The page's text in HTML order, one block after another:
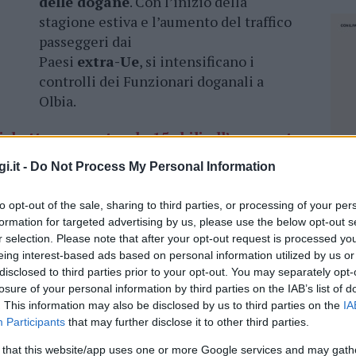
- Do Not Process My Personal Information
opt-out of the sale, sharing to third parties, or processing of your
for targeted advertising by us, please use the below opt-out
selection. Please note that after your opt-out request is processed
interest-based ads based on personal information utilized by us
to third parties prior to your opt-out. You may separately
of your personal information by third parties on the IAB’s list of
This information may also be disclosed by us to third parties on the
Participants that may further disclose it to other third parties.
that this website/app uses one or more Google services and may
stagione estiva e l’aumento del traffico
passeggeri dai
Paesi extra-Ue, si intensificano i
controlli dei Funzionari doganali a
Olbia.
sequestro da 15 chili all’aeroporto
contro l’introduzione e la diffusione nella
hanno provveduto al sequestro di oltre
distinte operazioni hanno sequestrato
–caseari privi della documentazione
delle merci eraGhana,UsaeIsraele. Le
comma 1, del Reg UE 2019/2122 e dell’art.
distrutte con spese a carico del detentore.